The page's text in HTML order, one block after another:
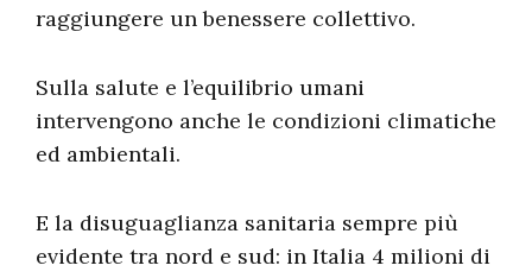
raggiungere un benessere collettivo.
Sulla salute e l’equilibrio umani
intervengono anche le condizioni climatiche
ed ambientali.
E la disuguaglianza sanitaria sempre più
evidente tra nord e sud: in Italia 4 milioni di